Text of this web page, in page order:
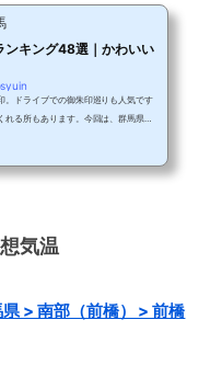
ンキング48選｜かわいい
。ドライブでの御朱印巡りも人気です
る所もあります。今回は、群馬県で
直接お問い合わせください。高崎市の
気温
> 南部（前橋） > 前橋